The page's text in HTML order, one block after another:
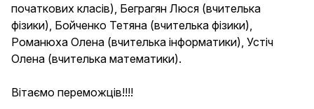
початкових класів), Беграгян Люся (вчителька
фізики), Бойченко Тетяна (вчителька фізики),
Романюха Олена (вчителька інформатики), Устіч
Олена (вчителька математики).
Вітаємо переможців!!!!